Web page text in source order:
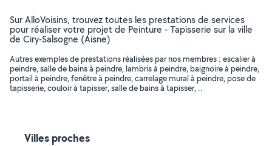
Sur AlloVoisins, trouvez toutes les prestations de services
pour réaliser votre projet de Peinture - Tapisserie sur la ville
de Ciry-Salsogne (Aisne)
Autres exemples de prestations réalisées par nos membres : escalier à
peindre, salle de bains à peindre, lambris à peindre, baignoire à peindre,
portail à peindre, fenêtre à peindre, carrelage mural à peindre, pose de
tapisserie, couloir à tapisser, salle de bains à tapisser, ..
Villes proches